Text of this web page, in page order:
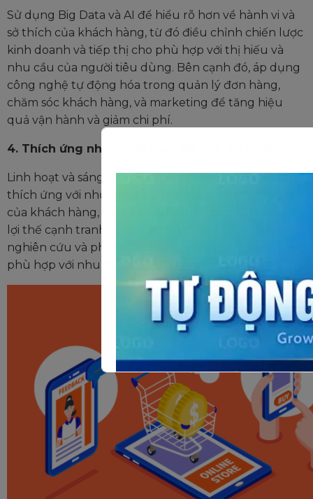
Sử dụng Big Data và AI để hiểu rõ hơn về hành vi và
sở thích của khách hàng, từ đó điều chỉnh chiến lược
kinh doanh và tiếp thị cho phù hợp với thị hiếu và
nhu cầu của người tiêu dùng. Bên cạnh đó, áp dụng
công nghệ tự động hóa trong quản lý đơn hàng,
chăm sóc khách hàng, và marketing để tăng hiệu
quả vận hành và giảm chi phí.
4. Thích ứng nhanh với thay đổi của thị trường
Linh hoạt và sáng tạo bằng cáchliên tục đổi mới và
thích ứng với những xu hướng mới, nhu cầu thay đổi
của khách hàng, và điều kiện thị trường để duy trì
lợi thế cạnh tranh so với các đối thủ và Liên tục
nghiên cứu và phát triển các sản phẩm, dịch vụ mới
phù hợp với nhu cầu thị trường và khách hàng.